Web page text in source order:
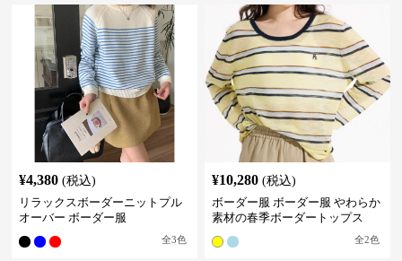
¥4,380 (税込)
リラックスボーダーニットプル
オーバー ボーダー服
全3色
¥10,280 (税込)
ボーダー服 ボーダー服 やわらか
素材の春季ボーダートップス
全2色